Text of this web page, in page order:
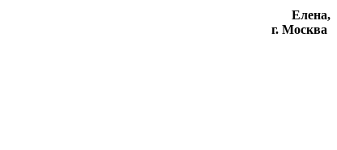
Елена,
г. Москва